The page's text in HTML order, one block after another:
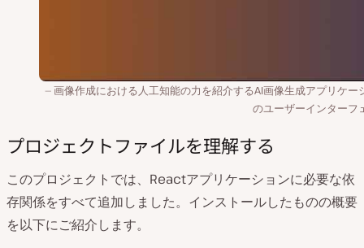
画像作成における人工知能の力を紹介するAI画像生成アプリケー
のユーザーインターフ
プロジェクトファイルを理解する
このプロジェクトでは、Reactアプリケーションに必要な依
存関係をすべて追加しました。インストールしたものの概要
を以下にご紹介します。